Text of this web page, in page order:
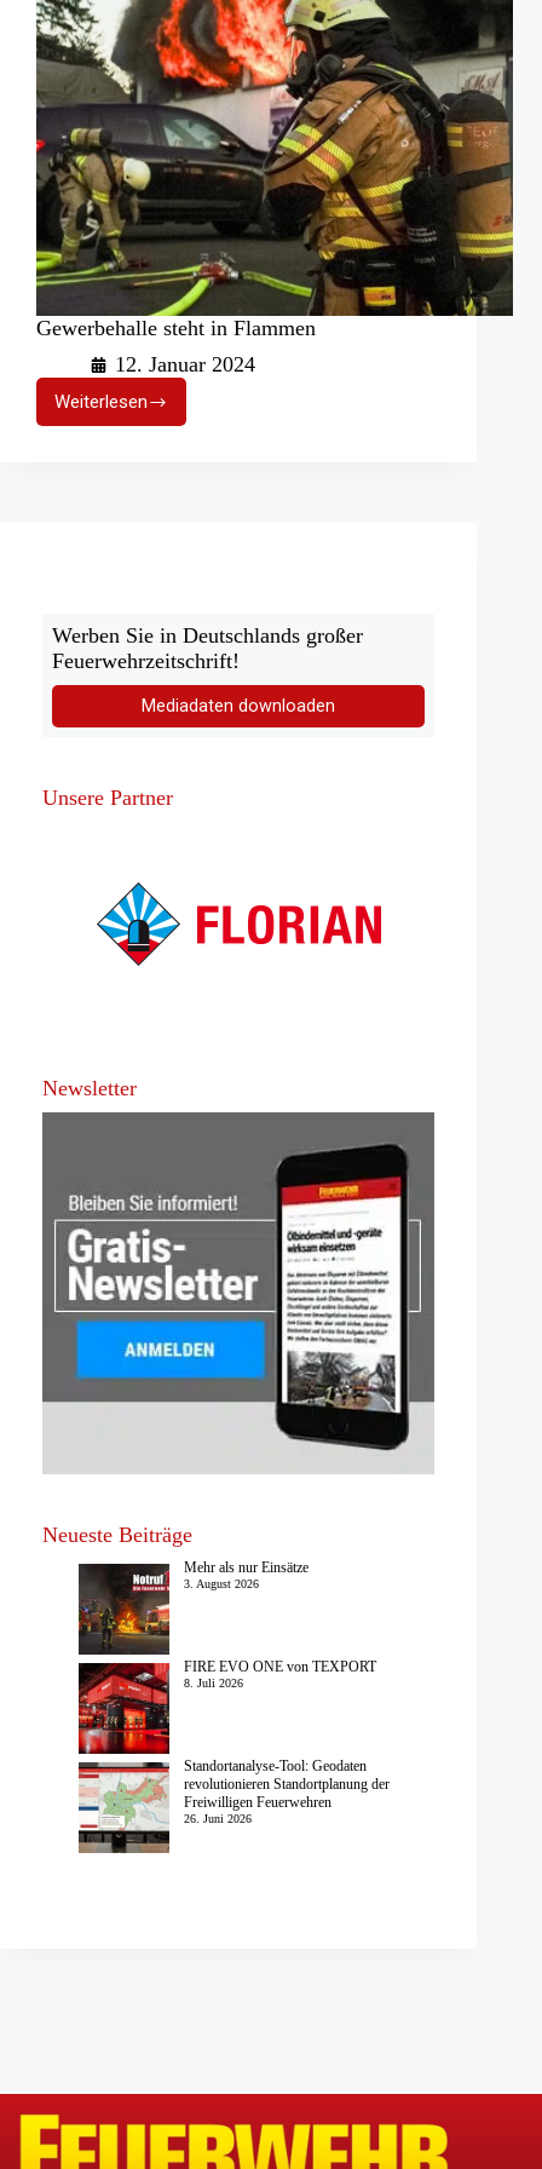
Gewerbehalle steht in Flammen
12. Januar 2024
WeiterlesenGewerbehalle
steht
Werben Sie in Deutschlands großer
Feuerwehrzeitschrift!
Mediadaten downloaden
Unsere Partner
Newsletter
Neueste Beiträge
Mehr als nur Einsätze
3. August 2026
FIRE EVO ONE von TEXPORT
8. Juli 2026
Standortanalyse-Tool: Geodaten
revolutionieren Standortplanung der
Freiwilligen Feuerwehren
26. Juni 2026